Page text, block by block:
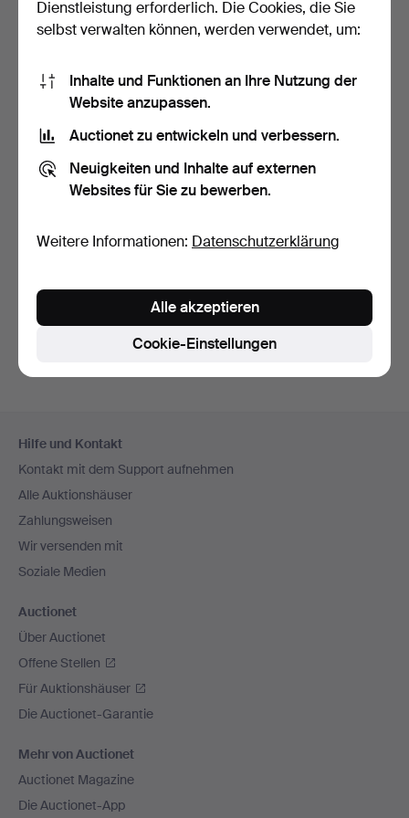
KÜCHENTÜCHER, 14 St.,
Leinen.
14 Tage
Beendete Auktionen aus unserem
Archivsuchen.
Navigation
Hilfe und Kontakt
Kontakt mit dem Support aufnehmen
Alle Auktionshäuser
Zahlungsweisen
Wir versenden mit
Soziale Medien
Auctionet
Über Auctionet
Offene Stellen
Für Auktionshäuser
Die Auctionet-Garantie
Mehr von Auctionet
Auctionet Magazine
Die Auctionet-App
Dienstleistung erforderlich. Die Cookies, die Sie
selbst verwalten können, werden verwendet, um:
Inhalte und Funktionen an Ihre Nutzung der
Website anzupassen.
Auctionet zu entwickeln und verbessern.
Neuigkeiten und Inhalte auf externen
Websites für Sie zu bewerben.
Weitere Informationen: Datenschutzerklärung
Cookie-Einstellungen
Alle akzeptieren